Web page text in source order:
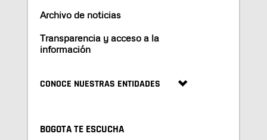
Archivo de noticias
Transparencia y acceso a la
información
CONOCE NUESTRAS ENTIDADES
BOGOTA TE ESCUCHA